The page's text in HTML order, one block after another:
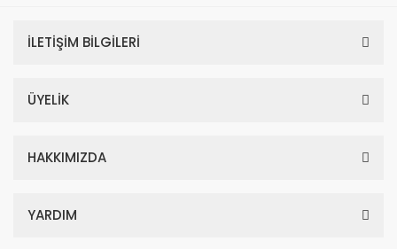
İLETİŞİM BİLGİLERİ
ÜYELİK
HAKKIMIZDA
YARDIM